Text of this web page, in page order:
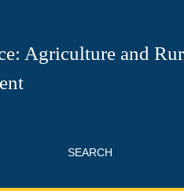
Agriculture and
SEARCH